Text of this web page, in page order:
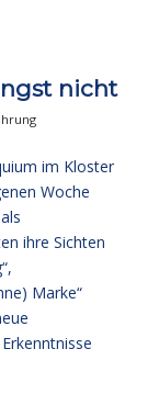
nicht
im Kloster
Woche
ihre Sichten
Marke“